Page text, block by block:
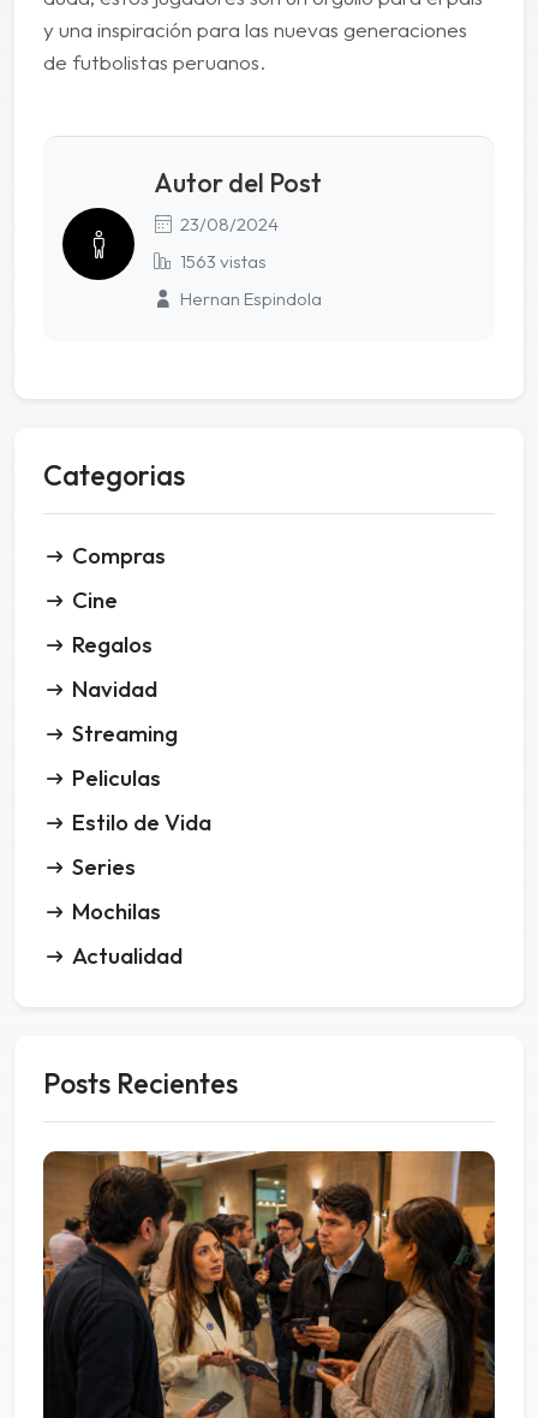
y una inspiración para las nuevas generaciones
de futbolistas peruanos.
Autor del Post
23/08/2024
1563 vistas
Hernan Espindola
Categorias
Compras
Cine
Regalos
Navidad
Streaming
Peliculas
Estilo de Vida
Series
Mochilas
Actualidad
Posts Recientes